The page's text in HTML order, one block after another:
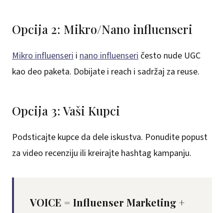
Opcija 2: Mikro/Nano influenseri
Mikro influenseri i nano influenseričesto nude UGC
kao deo paketa. Dobijate i reach i sadržaj za reuse.
Opcija 3: Vaši Kupci
Podsticajte kupce da dele iskustva. Ponudite popust
za video recenziju ili kreirajte hashtag kampanju.
VOICE = Influenser Marketing +